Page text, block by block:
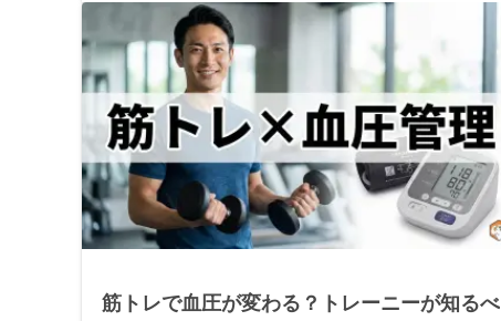
筋トレで血圧が変わる？トレーニーが知るべ